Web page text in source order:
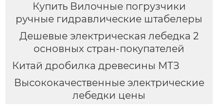
Купить Вилочные погрузчики
ручные гидравлические штабелеры
Дешевые электрическая лебедка 2
основных стран-покупателей
Китай дробилка древесины МТЗ
Высококачественные электрические
лебедки цены